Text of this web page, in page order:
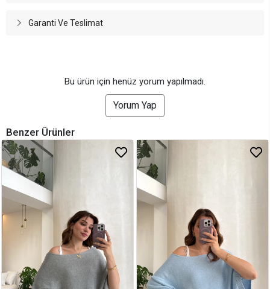
Garanti Ve Teslimat
Bu ürün için henüz yorum yapılmadı.
Yorum Yap
Benzer Ürünler